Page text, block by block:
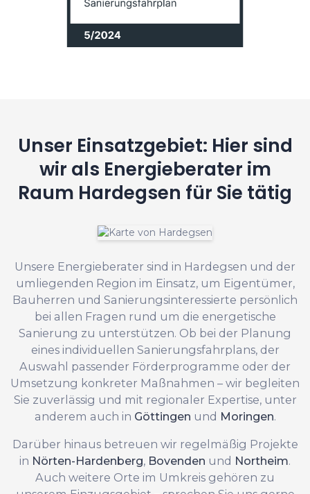
Unser Einsatzgebiet: Hier sind
wir als Energieberater im
Raum Hardegsen für Sie tätig
Unsere Energieberater sind in Hardegsen und der
umliegenden Region im Einsatz, um Eigentümer,
Bauherren und Sanierungsinteressierte persönlich
bei allen Fragen rund um die energetische
Sanierung zu unterstützen. Ob bei der Planung
eines individuellen Sanierungsfahrplans, der
Auswahl passender Förderprogramme oder der
Umsetzung konkreter Maßnahmen – wir begleiten
Sie zuverlässig und mit regionaler Expertise, unter
anderem auch in Göttingen und Moringen.
Darüber hinaus betreuen wir regelmäßig Projekte
in Nörten-Hardenberg, Bovenden und Northeim.
Auch weitere Orte im Umkreis gehören zu